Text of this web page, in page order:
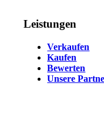
Leistungen
Verkaufen
Kaufen
Bewerten
Unsere